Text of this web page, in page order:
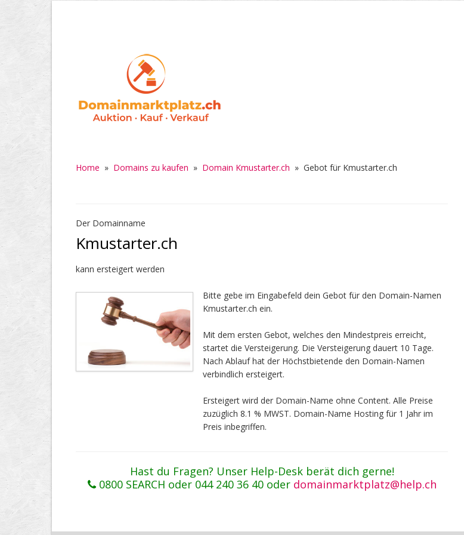
Home » Domains zu kaufen » Domain Kmustarter.ch » Gebot für Kmustarter.ch
Der Domainname
Kmustarter.ch
kann ersteigert werden
Bitte gebe im Eingabefeld dein Gebot für den Domain-Namen
Kmustarter.ch ein.
Mit dem ersten Gebot, welches den Mindestpreis erreicht,
startet die Versteigerung. Die Versteigerung dauert 10 Tage.
Nach Ablauf hat der Höchstbietende den Domain-Namen
verbindlich ersteigert.
Ersteigert wird der Domain-Name ohne Content. Alle Preise
zuzüglich 8.1 % MWST. Domain-Name Hosting für 1 Jahr im
Preis inbegriffen.
Hast du Fragen? Unser Help-Desk berät dich gerne!
0800 SEARCH oder 044 240 36 40 oder domainmarktplatz@help.ch